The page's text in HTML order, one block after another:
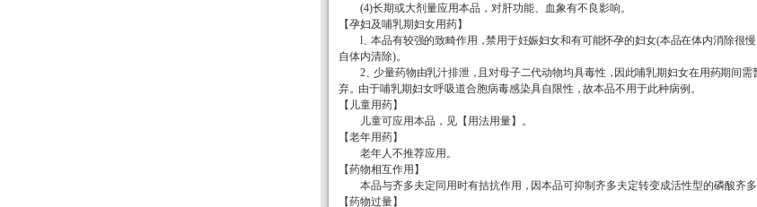
(4)长期或大剂量应用本品，对肝功能、血象有不良影响。
【孕妇及哺乳期妇女用药】
l、本品有较强的致畸作用 ，禁用于妊娠妇女和有可能怀孕的妇女(本品在体内消除很慢
自体内清除)。
2、 少量药物由乳汁排泄， 且对母子二代动物均具毒性 ， 因此哺乳期妇女在用药期间需
弃。 由于哺乳期妇女呼吸道合胞病毒感染具自限性 ，故本品不用于此种病例 。
【儿童用药】
儿童可应用本品，见 【用法用量】 。
【老年用药】
老年人不推荐应用。
【药物相互作用】
本品与齐多夫定同用时有拮抗作用 ， 因本品可抑制齐多夫定转变成活性型的磷酸齐
【药物过量】